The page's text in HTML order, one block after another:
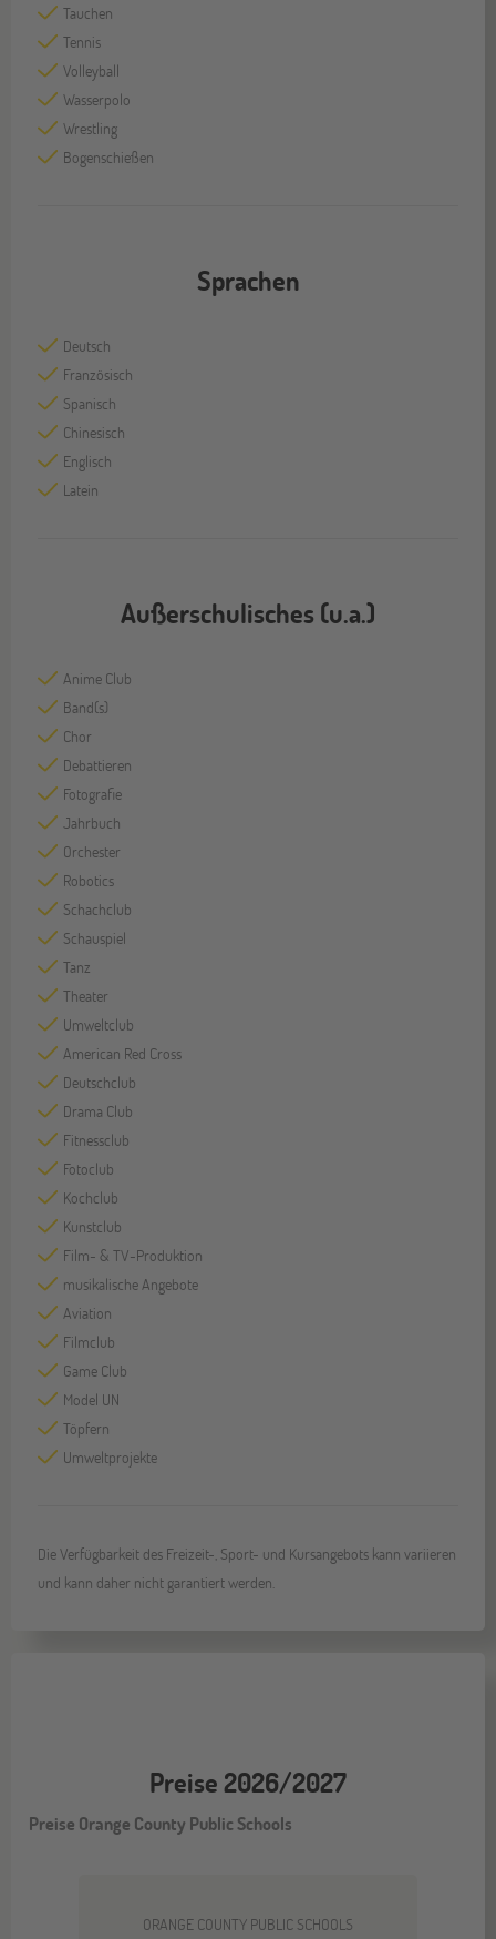
Tauchen
Tennis
Volleyball
Wasserpolo
Wrestling
Bogenschießen
Sprachen
Deutsch
Französisch
Spanisch
Chinesisch
Englisch
Latein
Außerschulisches (u.a.)
Anime Club
Band(s)
Chor
Debattieren
Fotografie
Jahrbuch
Orchester
Robotics
Schachclub
Schauspiel
Tanz
Theater
Umweltclub
American Red Cross
Deutschclub
Drama Club
Fitnessclub
Fotoclub
Kochclub
Kunstclub
Film- & TV-Produktion
musikalische Angebote
Aviation
Filmclub
Game Club
Model UN
Töpfern
Umweltprojekte
Die Verfügbarkeit des Freizeit-, Sport- und Kursangebots kann variieren
und kann daher nicht garantiert werden.
Preise 2026/2027
Preise Orange County Public Schools
ORANGE COUNTY PUBLIC SCHOOLS